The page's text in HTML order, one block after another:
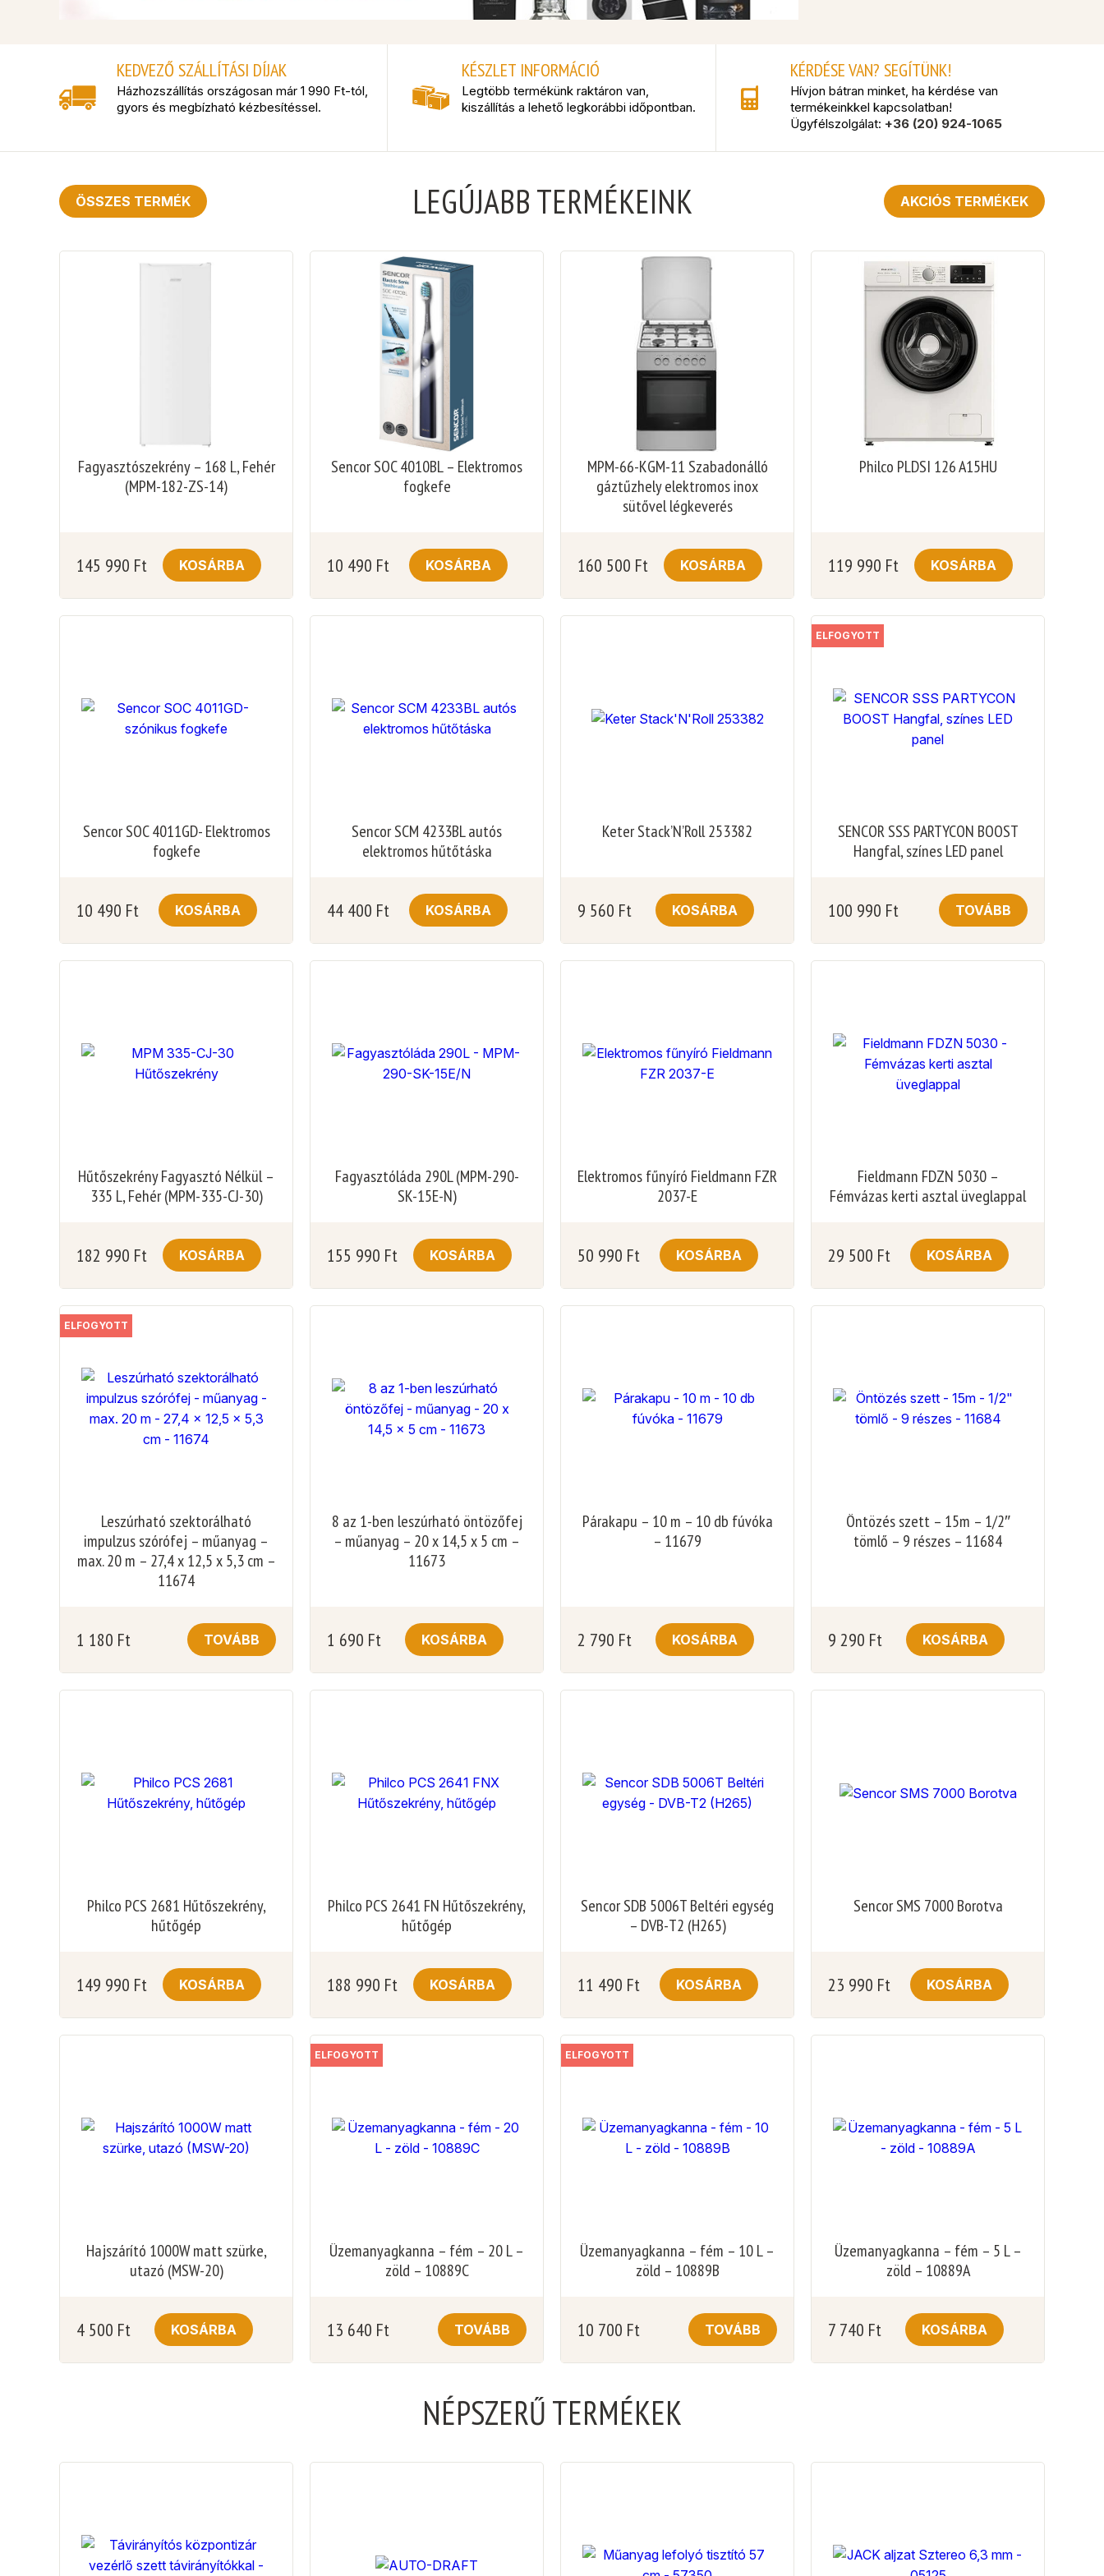
KEDVEZŐ SZÁLLÍTÁSI DÍJAK
Házhozszállítás országosan már 1 990 Ft-tól,
gyors és megbízható kézbesítéssel.
KÉSZLET INFORMÁCIÓ
Legtöbb termékünk raktáron van,
kiszállítás a lehető legkorábbi időpontban.
KÉRDÉSE VAN? SEGÍTÜNK!
Hívjon bátran minket, ha kérdése van
termékeinkkel kapcsolatban!
Ügyfélszolgálat: +36 (20) 924-1065
LEGÚJABB TERMÉKEINK
ÖSSZES TERMÉK AKCIÓS TERMÉKEK
Fagyasztószekrény – 168 L, Fehér
(MPM-182-ZS-14)
145 990 Ft KOSÁRBA
Sencor SOC 4010BL – Elektromos
fogkefe
10 490 Ft KOSÁRBA
MPM-66-KGM-11 Szabadonálló
gáztűzhely elektromos inox
sütővel légkeverés
160 500 Ft KOSÁRBA
Philco PLDSI 126 A15HU
119 990 Ft KOSÁRBA
Sencor SOC 4011GD- Elektromos
fogkefe
10 490 Ft KOSÁRBA
Sencor SCM 4233BL autós
elektromos hűtőtáska
44 400 Ft KOSÁRBA
Keter Stack’N’Roll 253382
9 560 Ft KOSÁRBA
ELFOGYOTT
SENCOR SSS PARTYCON BOOST
Hangfal, színes LED panel
100 990 Ft TOVÁBB
Hűtőszekrény Fagyasztó Nélkül –
335 L, Fehér (MPM-335-CJ-30)
182 990 Ft KOSÁRBA
Fagyasztóláda 290L (MPM-290-
SK-15E-N)
155 990 Ft KOSÁRBA
Elektromos fűnyíró Fieldmann FZR
2037-E
50 990 Ft KOSÁRBA
Fieldmann FDZN 5030 –
Fémvázas kerti asztal üveglappal
29 500 Ft KOSÁRBA
ELFOGYOTT
Leszúrható szektorálható
impulzus szórófej – műanyag –
max. 20 m – 27,4 x 12,5 x 5,3 cm –
11674
1 180 Ft TOVÁBB
8 az 1-ben leszúrható öntözőfej
– műanyag – 20 x 14,5 x 5 cm –
11673
1 690 Ft KOSÁRBA
Párakapu – 10 m – 10 db fúvóka
– 11679
2 790 Ft KOSÁRBA
Öntözés szett – 15m – 1/2″
tömlő – 9 részes – 11684
9 290 Ft KOSÁRBA
Philco PCS 2681 Hűtőszekrény,
hűtőgép
149 990 Ft KOSÁRBA
Philco PCS 2641 FN Hűtőszekrény,
hűtőgép
188 990 Ft KOSÁRBA
Sencor SDB 5006T Beltéri egység
– DVB-T2 (H265)
11 490 Ft KOSÁRBA
Sencor SMS 7000 Borotva
23 990 Ft KOSÁRBA
Hajszárító 1000W matt szürke,
utazó (MSW-20)
4 500 Ft KOSÁRBA
ELFOGYOTT
Üzemanyagkanna – fém – 20 L –
zöld – 10889C
13 640 Ft TOVÁBB
ELFOGYOTT
Üzemanyagkanna – fém – 10 L –
zöld – 10889B
10 700 Ft TOVÁBB
Üzemanyagkanna – fém – 5 L –
zöld – 10889A
7 740 Ft KOSÁRBA
NÉPSZERŰ TERMÉKEK